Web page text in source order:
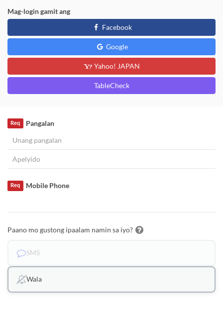
Mag-login gamit ang
Facebook
Google
Yahoo! JAPAN
TableCheck
Pangalan
Req
Mobile Phone
Req
Paano mo gustong ipaalam namin sa iyo?
SMS
Wala